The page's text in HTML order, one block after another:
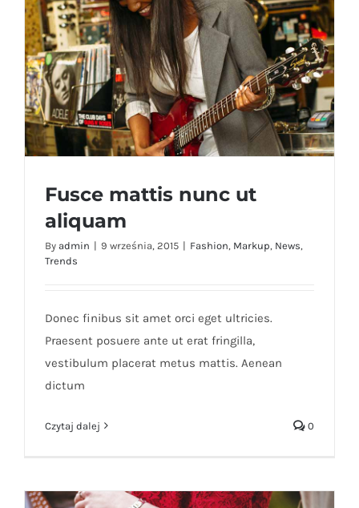
Fusce mattis nunc ut
aliquam
By admin | 9 września, 2015 | Fashion, Markup, News,
Trends
Donec finibus sit amet orci eget ultricies.
Praesent posuere ante ut erat fringilla,
vestibulum placerat metus mattis. Aenean
dictum
Czytaj dalej 0